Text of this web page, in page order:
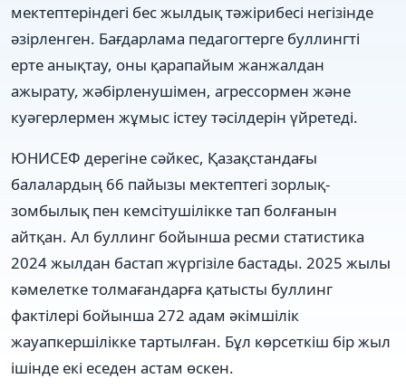
мектептеріндегі бес жылдық тәжірибесі негізінде
әзірленген. Бағдарлама педагогтерге буллингті
ерте анықтау, оны қарапайым жанжалдан
ажырату, жәбірленушімен, агрессормен және
куәгерлермен жұмыс істеу тәсілдерін үйретеді.
ЮНИСЕФ дерегіне сәйкес, Қазақстандағы
балалардың 66 пайызы мектептегі зорлық-
зомбылық пен кемсітушілікке тап болғанын
айтқан. Ал буллинг бойынша ресми статистика
2024 жылдан бастап жүргізіле бастады. 2025 жылы
кәмелетке толмағандарға қатысты буллинг
фактілері бойынша 272 адам әкімшілік
жауапкершілікке тартылған. Бұл көрсеткіш бір жыл
ішінде екі еседен астам өскен.